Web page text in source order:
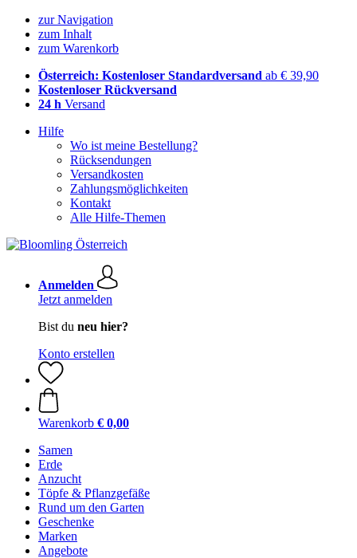
zur Navigation
zum Inhalt
zum Warenkorb
Österreich: Kostenloser Standardversand ab € 39,90
Kostenloser Rückversand
24 h Versand
Hilfe
Wo ist meine Bestellung?
Rücksendungen
Versandkosten
Zahlungsmöglichkeiten
Kontakt
Alle Hilfe-Themen
Anmelden
Jetzt anmelden
Bist du neu hier?
Konto erstellen
Warenkorb € 0,00
Samen
Erde
Anzucht
Töpfe & Pflanzgefäße
Rund um den Garten
Geschenke
Marken
Angebote